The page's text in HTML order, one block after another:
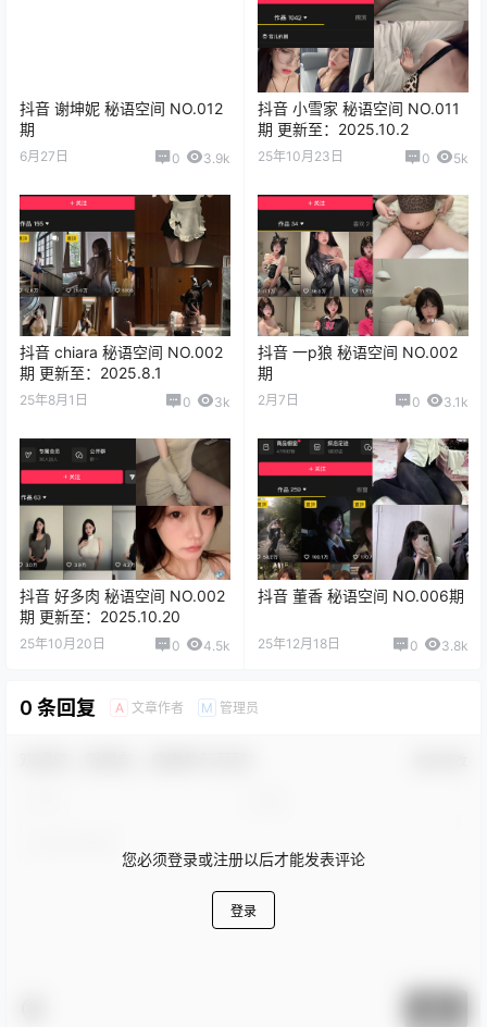
抖音 谢坤妮 秘语空间 NO.012
期
6月27日 0 3.9k
抖音 小雪家 秘语空间 NO.011
期 更新至：2025.10.2
25年10月23日 0 5k
抖音 chiara 秘语空间 NO.002
期 更新至：2025.8.1
25年8月1日 0 3k
抖音 一p狼 秘语空间 NO.002
期
2月7日 0 3.1k
抖音 好多肉 秘语空间 NO.002
期 更新至：2025.10.20
25年10月20日 0 4.5k
抖音 董香 秘语空间 NO.006期
25年12月18日 0 3.8k
0 条回复 A 文章作者 M 管理员
您必须登录或注册以后才能发表评论
登录